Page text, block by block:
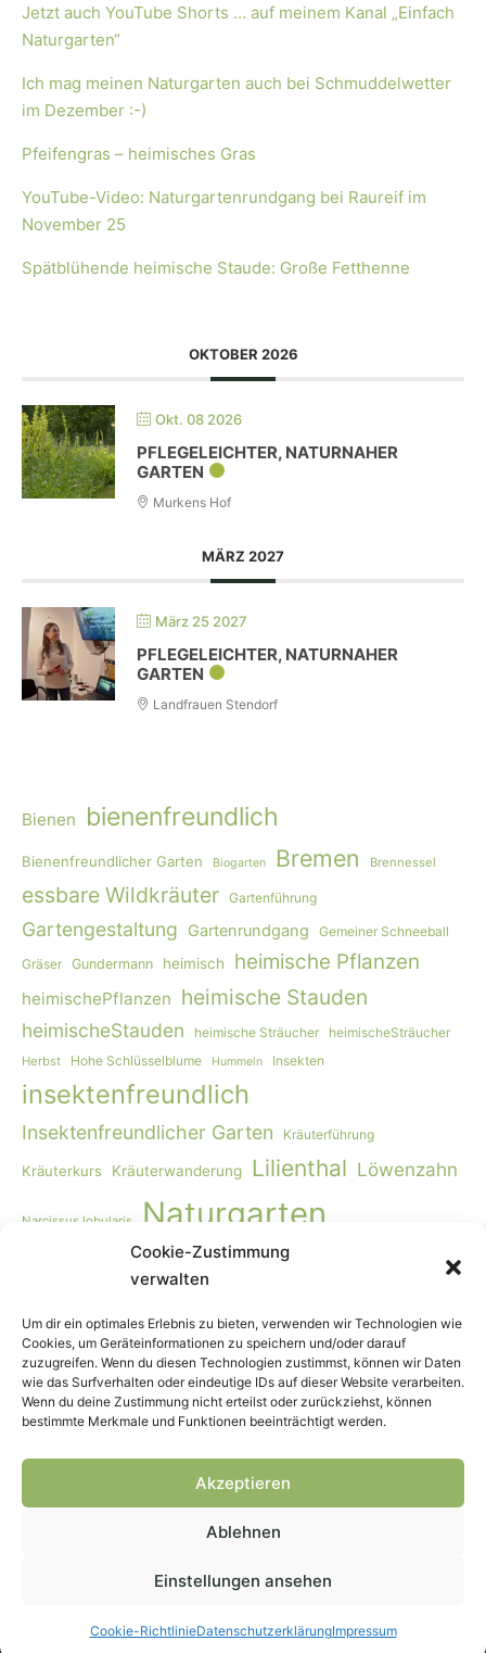
Cookie-Zustimmung
verwalten
Um dir ein optimales Erlebnis zu bieten, verwenden wir Technologien wie
Cookies, um Geräteinformationen zu speichern und/oder darauf
zuzugreifen. Wenn du diesen Technologien zustimmst, können wir Daten
wie das Surfverhalten oder eindeutige IDs auf dieser Website verarbeiten.
Wenn du deine Zustimmung nicht erteilst oder zurückziehst, können
bestimmte Merkmale und Funktionen beeinträchtigt werden.
Akzeptieren
Ablehnen
Einstellungen ansehen
Cookie-RichtlinieDatenschutz­erklärungImpressum
Jetzt auch YouTube Shorts … auf meinem Kanal „Einfach
Naturgarten“
Ich mag meinen Naturgarten auch bei Schmuddelwetter
im Dezember :-)
Pfeifengras – heimisches Gras
YouTube-Video: Naturgartenrundgang bei Raureif im
November 25
Spätblühende heimische Staude: Große Fetthenne
OKTOBER 2026
Okt. 08 2026
PFLEGELEICHTER, NATURNAHER
GARTEN
Murkens Hof
MÄRZ 2027
März 25 2027
PFLEGELEICHTER, NATURNAHER
GARTEN
Landfrauen Stendorf
Bienen bienenfreundlich
Bienenfreundlicher Garten Biogarten Bremen Brennessel
essbare Wildkräuter Gartenführung
Gartengestaltung Gartenrundgang
Gemeiner Schneeball
Gräser Gundermann heimisch heimische Pflanzen
heimischePflanzen heimische Stauden
heimischeStauden heimische Sträucher heimischeSträucher
Herbst Hohe Schlüsselblume Hummeln Insekten
insektenfreundlich
Insektenfreundlicher Garten Kräuterführung
Kräuterkurs Kräuterwanderung Lilienthal Löwenzahn
Narcissus lobularis Naturgarten
Naturgartengestaltung naturnaher Garten
Schmetterlinge Smoothie
Vogelmiere Vollwertkost Vögel Wiese Wildbienen
Wildkräuter Wildkräuter-Smoothie Wildkräuterkurs
Winter Worpswede
HostingPeggert